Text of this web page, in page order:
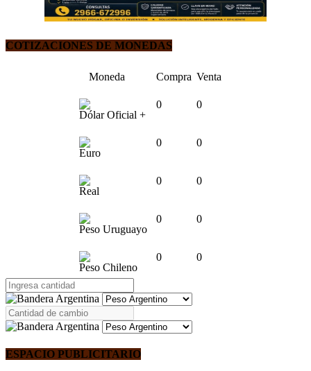
COTIZACIONES DE MONEDAS
Moneda Compra Venta
Dólar Oficial +
0 0
Euro
0 0
Real
0 0
Peso Uruguayo
0 0
Peso Chileno
0 0
ESPACIO PUBLICITARIO